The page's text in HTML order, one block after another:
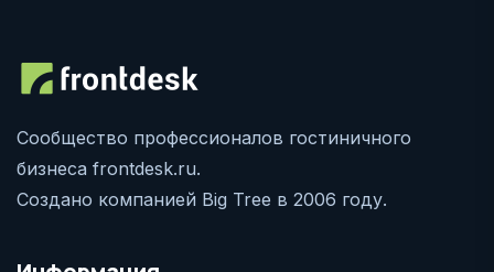
Сообщество профессионалов гостиничного
бизнеса frontdesk.ru.
Создано компанией Big Tree в 2006 году.